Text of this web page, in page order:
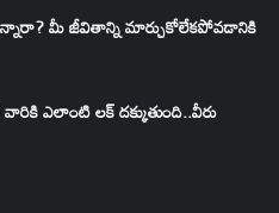
మీ జీవితాన్ని మార్చుకోలేకపోవడానికి
ఎలాంటి లక్ దక్కుతుంది..వీరు